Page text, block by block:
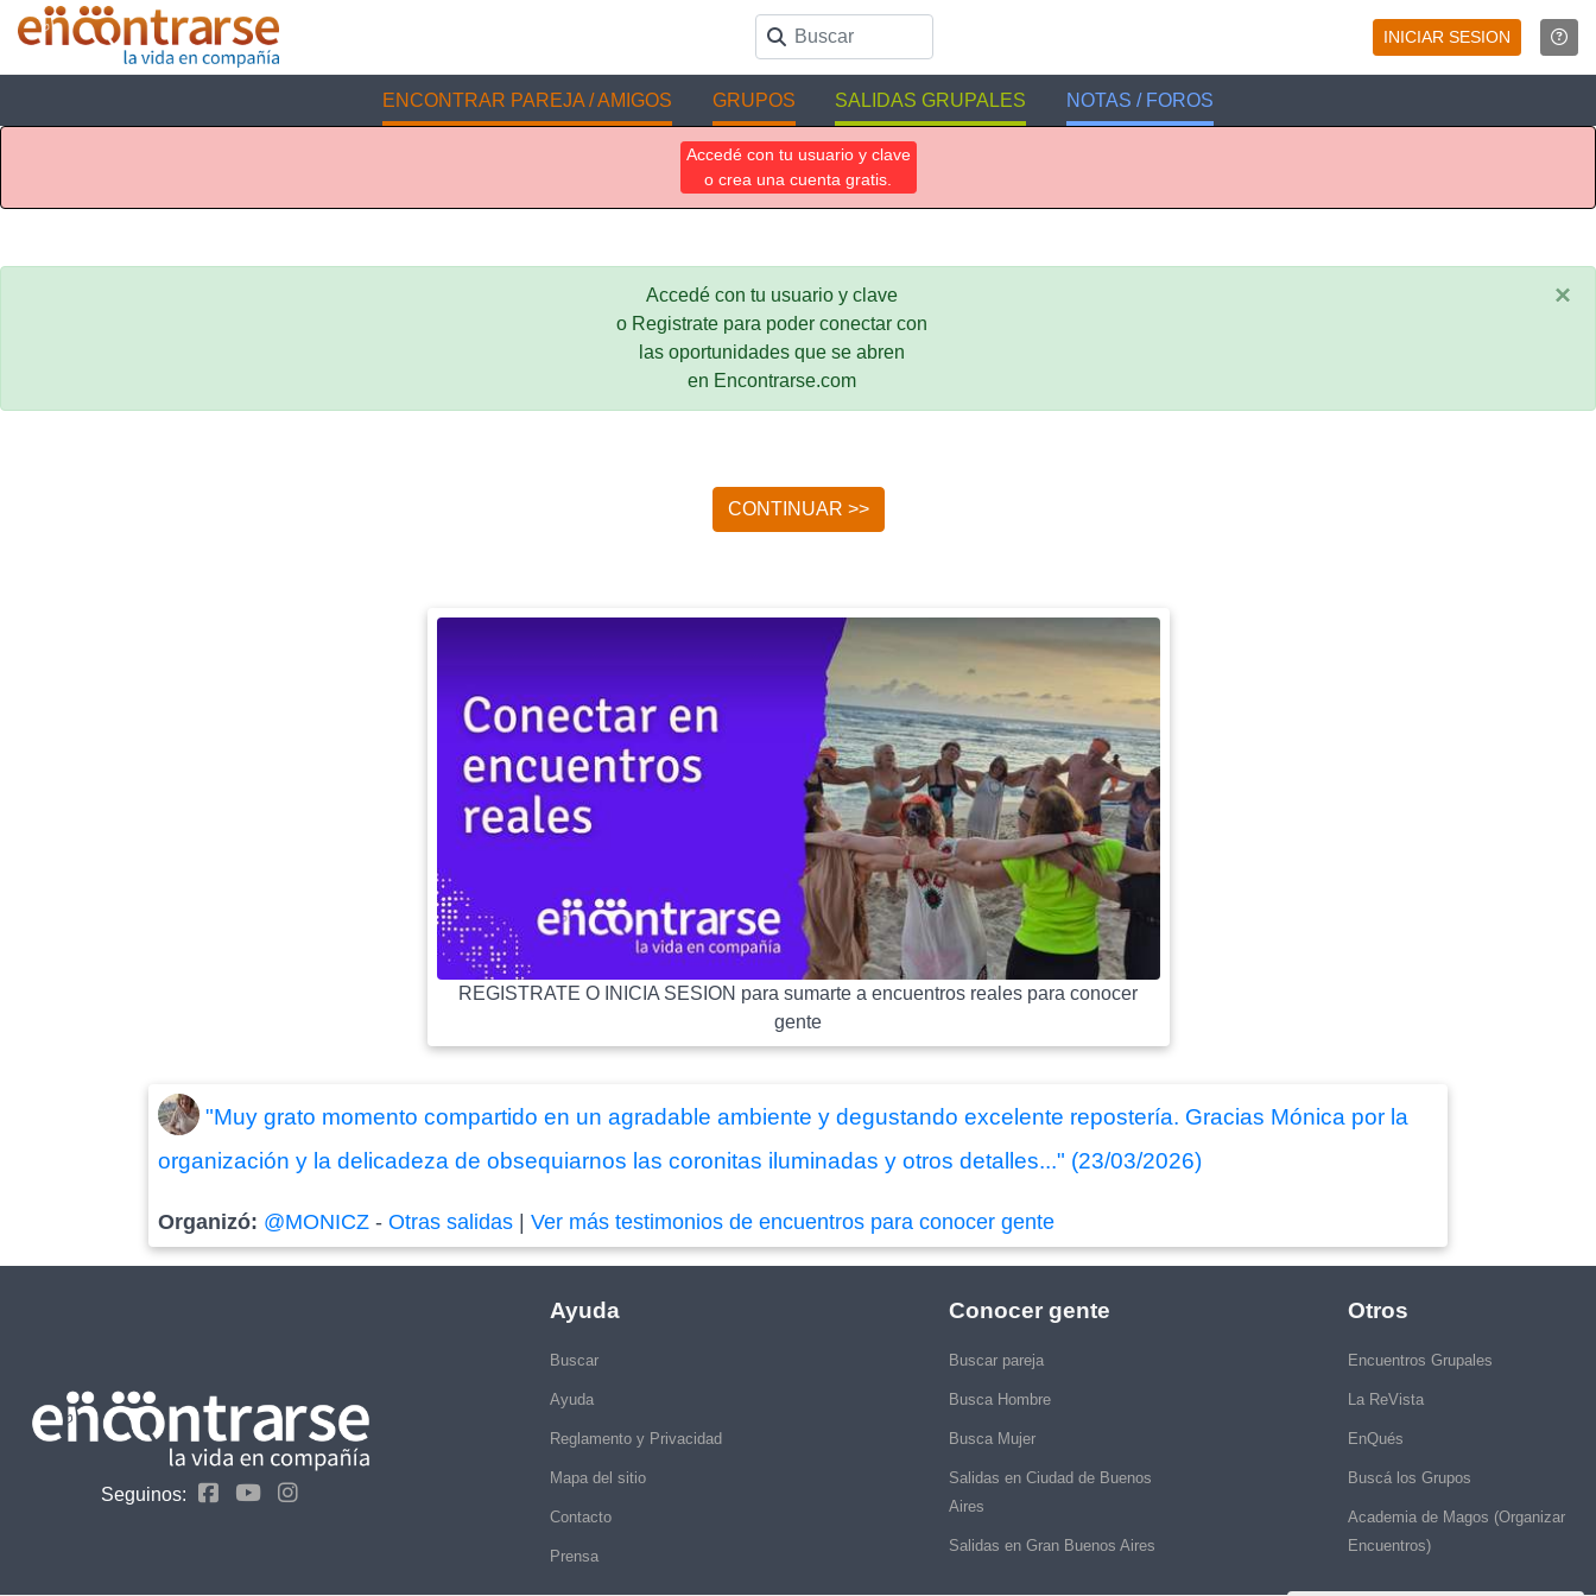
INICIAR SESION
ENCONTRAR PAREJA / AMIGOS GRUPOS SALIDAS GRUPALES NOTAS / FOROS
Accedé con tu usuario y clave
o crea una cuenta gratis.
Accedé con tu usuario y clave
o Registrate para poder conectar con
las oportunidades que se abren
en Encontrarse.com
×
CONTINUAR >>
REGISTRATE O INICIA SESION para sumarte a encuentros reales para conocer
gente
"Muy grato momento compartido en un agradable ambiente y degustando excelente repostería. Gracias Mónica por la
organización y la delicadeza de obsequiarnos las coronitas iluminadas y otros detalles..." (23/03/2026)
Organizó: @MONICZ -Otras salidas |Ver más testimonios de encuentros para conocer gente
Seguinos:
Ayuda
Buscar
Ayuda
Reglamento y Privacidad
Mapa del sitio
Contacto
Prensa
Conocer gente
Buscar pareja
Busca Hombre
Busca Mujer
Salidas en Ciudad de Buenos
Aires
Salidas en Gran Buenos Aires
Otros
Encuentros Grupales
La ReVista
EnQués
Buscá los Grupos
Academia de Magos (Organizar
Encuentros)